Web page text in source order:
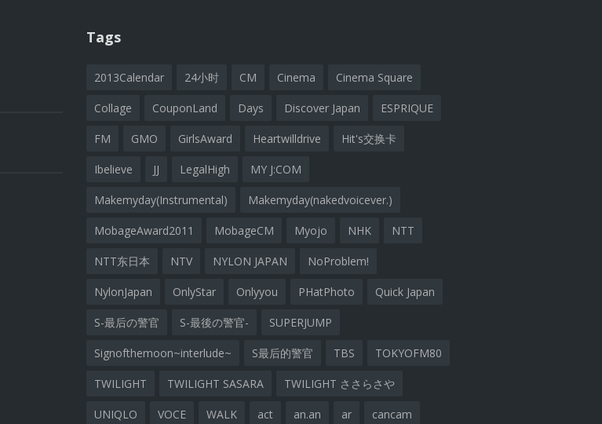
Tags
2013Calendar 24小时 CM Cinema Cinema Square
Collage CouponLand Days Discover Japan ESPRIQUE
FM GMO GirlsAward Heartwilldrive Hit's交换卡
Ibelieve JJ LegalHigh MY J:COM
Makemyday(Instrumental) Makemyday(nakedvoicever.)
MobageAward2011 MobageCM Myojo NHK NTT
NTT东日本 NTV NYLON JAPAN NoProblem!
NylonJapan OnlyStar Onlyyou PHatPhoto Quick Japan
S-最后の警官 S-最後の警官- SUPERJUMP
Signofthemoon~interlude~ S最后的警官 TBS TOKYOFM80
TWILIGHT TWILIGHT SASARA TWILIGHT ささらさや
UNIQLO VOCE WALK act an.an ar cancam